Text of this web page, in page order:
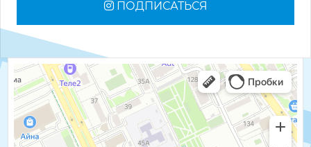
ПОДПИСАТЬСЯ
Мегамакс